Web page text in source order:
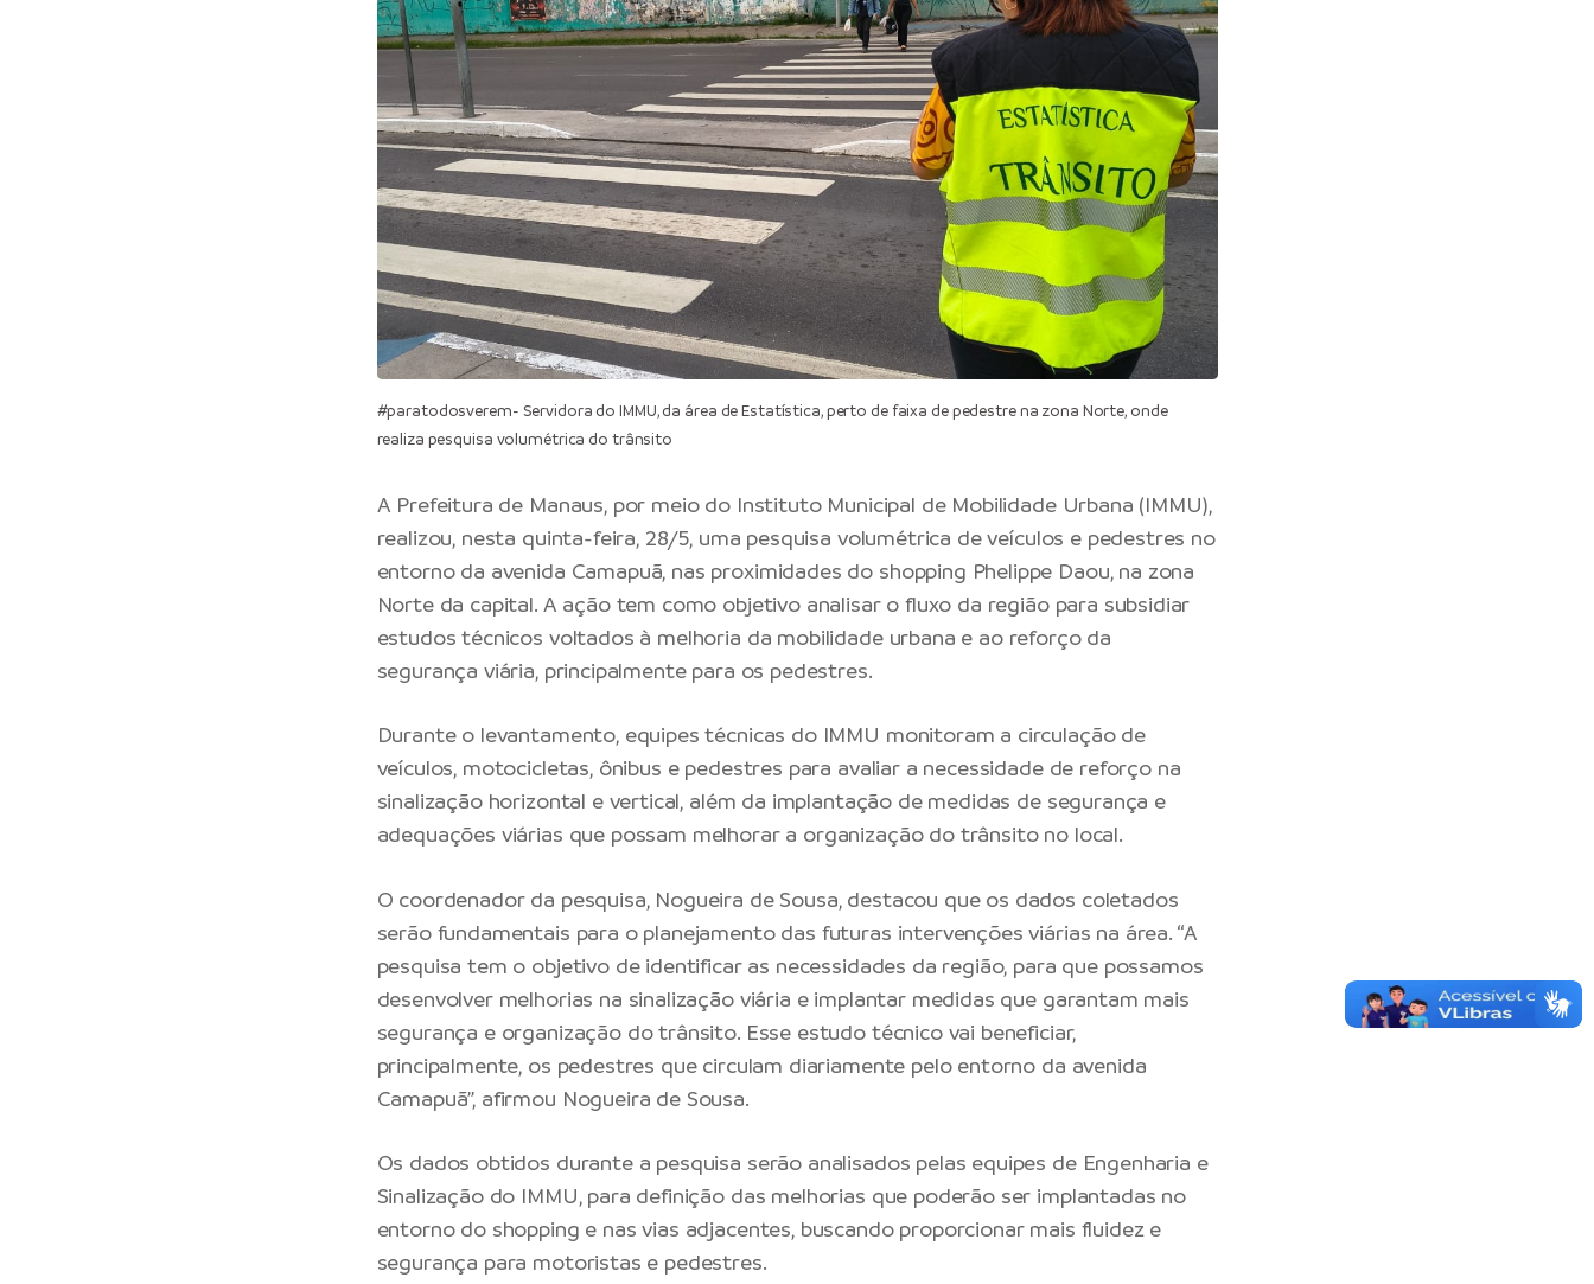
#paratodosverem- Servidora do IMMU, da área de Estatística, perto de faixa de pedestre na zona Norte, onde
realiza pesquisa volumétrica do trânsito
A Prefeitura de Manaus, por meio do Instituto Municipal de Mobilidade Urbana (IMMU),
realizou, nesta quinta-feira, 28/5, uma pesquisa volumétrica de veículos e pedestres no
entorno da avenida Camapuã, nas proximidades do shopping Phelippe Daou, na zona
Norte da capital. A ação tem como objetivo analisar o fluxo da região para subsidiar
estudos técnicos voltados à melhoria da mobilidade urbana e ao reforço da
segurança viária, principalmente para os pedestres.
Durante o levantamento, equipes técnicas do IMMU monitoram a circulação de
veículos, motocicletas, ônibus e pedestres para avaliar a necessidade de reforço na
sinalização horizontal e vertical, além da implantação de medidas de segurança e
adequações viárias que possam melhorar a organização do trânsito no local.
O coordenador da pesquisa, Nogueira de Sousa, destacou que os dados coletados
serão fundamentais para o planejamento das futuras intervenções viárias na área. “A
pesquisa tem o objetivo de identificar as necessidades da região, para que possamos
desenvolver melhorias na sinalização viária e implantar medidas que garantam mais
segurança e organização do trânsito. Esse estudo técnico vai beneficiar,
principalmente, os pedestres que circulam diariamente pelo entorno da avenida
Camapuã”, afirmou Nogueira de Sousa.
Os dados obtidos durante a pesquisa serão analisados pelas equipes de Engenharia e
Sinalização do IMMU, para definição das melhorias que poderão ser implantadas no
entorno do shopping e nas vias adjacentes, buscando proporcionar mais fluidez e
segurança para motoristas e pedestres.